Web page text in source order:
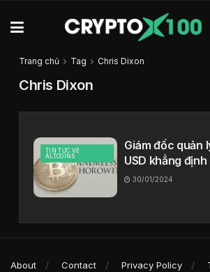
Trang chủ Tag Chris Dixon
Chris Dixon
TIN TỨC VỀ
ALTCOINS
Giám đốc quản
USD khẳng
sẽ là chìa khóa
30/01/2024
About Contact Privacy Policy